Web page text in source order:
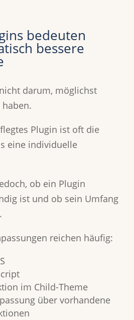
bedeuten
bessere
darum, möglichst
Plugin ist oft die
eine individuelle
ob ein Plugin
ist und ob sein Umfang
reichen häufig:
im Child-Theme
über vorhandene